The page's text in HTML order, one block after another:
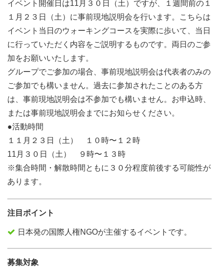
イベント開催日は11月３０日（土）ですが、１週間前の１
１月２３日（土）に事前現地説明会を行います。こちらは
イベント当日のウォーキングコースを実際に歩いて、当日
に行っていただく内容をご説明するものです。両日のご参
加をお願いいたします。
グループでご参加の場合、事前現地説明会は代表者のみの
ご参加でも構いません。過去に参加されたことのある方
は、事前現地説明会は不参加でも構いません。お申込時、
または事前現地説明会までにお知らせください。
●活動時間
１１月２３日（土） １０時〜１２時
11月３０日（土） ９時〜１３時
※集合時間・解散時間ともに３０分程度前後する可能性が
あります。
注目ポイント
日本発の国際人権NGOが主催するイベントです。
募集対象